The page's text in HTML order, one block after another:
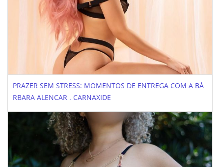
PRAZER SEM STRESS: MOMENTOS DE ENTREGA COM A BÁ
RBARA ALENCAR . CARNAXIDE